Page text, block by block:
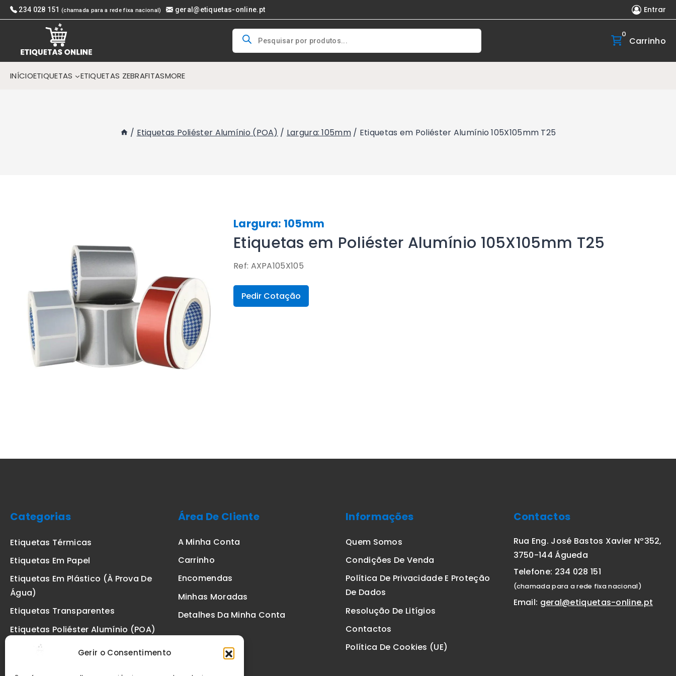
Gerir o Consentimento
Skip
to
234 028 151 (chamada para a rede fixa nacional) geral@etiquetas-online.pt Entrar
Products
search
0
Carrinho
INÍCIOETIQUETAS ETIQUETAS ZEBRAFITASMORE
/ Etiquetas Poliéster Alumínio (POA) / Largura: 105mm / Etiquetas em Poliéster Alumínio 105X105mm T25
Largura: 105mm
Etiquetas em Poliéster Alumínio 105X105mm T25
Ref: AXPA105X105
Pedir Cotação
Categorias
Etiquetas Térmicas
Etiquetas Em Papel
Etiquetas Em Plástico (à Prova De
Água)
Etiquetas Transparentes
Etiquetas Poliéster Alumínio (POA)
Etiquetas De Segurança VOID
Área De Cliente
A Minha Conta
Carrinho
Encomendas
Minhas Moradas
Detalhes Da Minha Conta
Informações
Quem Somos
Condições De Venda
Política De Privacidade E Proteção
De Dados
Resolução De Litígios
Contactos
Política De Cookies (UE)
Contactos
Rua Eng. José Bastos Xavier Nº352,
3750-144 Águeda
Telefone: 234 028 151
(chamada para a rede fixa nacional)
Email: geral@etiquetas-online.pt